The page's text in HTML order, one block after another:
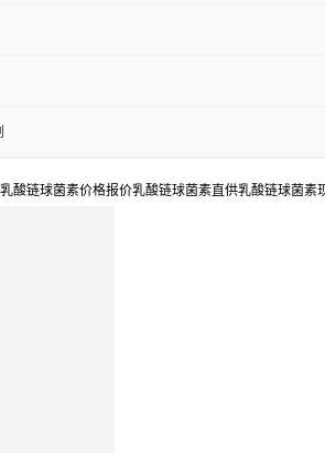
链球菌素价格报价乳酸链球菌素直供乳酸链球菌